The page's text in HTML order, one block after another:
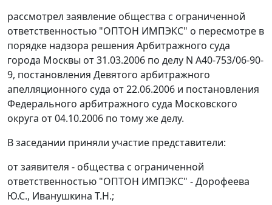
рассмотрел заявление общества с ограниченной
ответственностью "ОПТОН ИМПЭКС" о пересмотре в
порядке надзора решения Арбитражного суда
города Москвы от 31.03.2006 по делу N А40-753/06-90-
9, постановления Девятого арбитражного
апелляционного суда от 22.06.2006 и постановления
Федерального арбитражного суда Московского
округа от 04.10.2006 по тому же делу.
В заседании приняли участие представители:
от заявителя - общества с ограниченной
ответственностью "ОПТОН ИМПЭКС" - Дорофеева
Ю.С., Иванушкина Т.Н.;